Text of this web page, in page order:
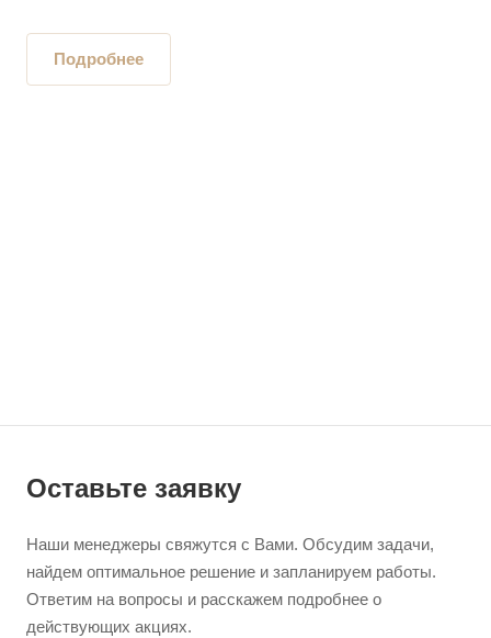
Подробнее
Оставьте заявку
Наши менеджеры свяжутся с Вами. Обсудим задачи,
найдем оптимальное решение и запланируем работы.
Ответим на вопросы и расскажем подробнее о
действующих акциях.